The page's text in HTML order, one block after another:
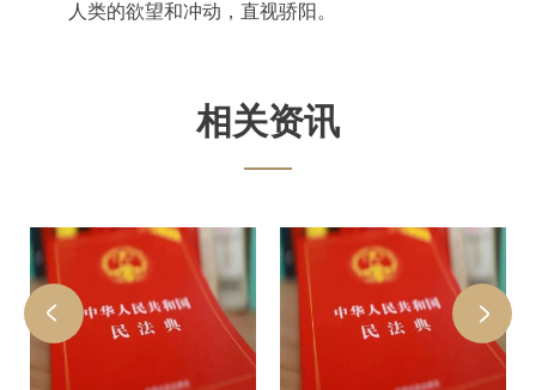
人类的欲望和冲动，直视骄阳。
相关资讯